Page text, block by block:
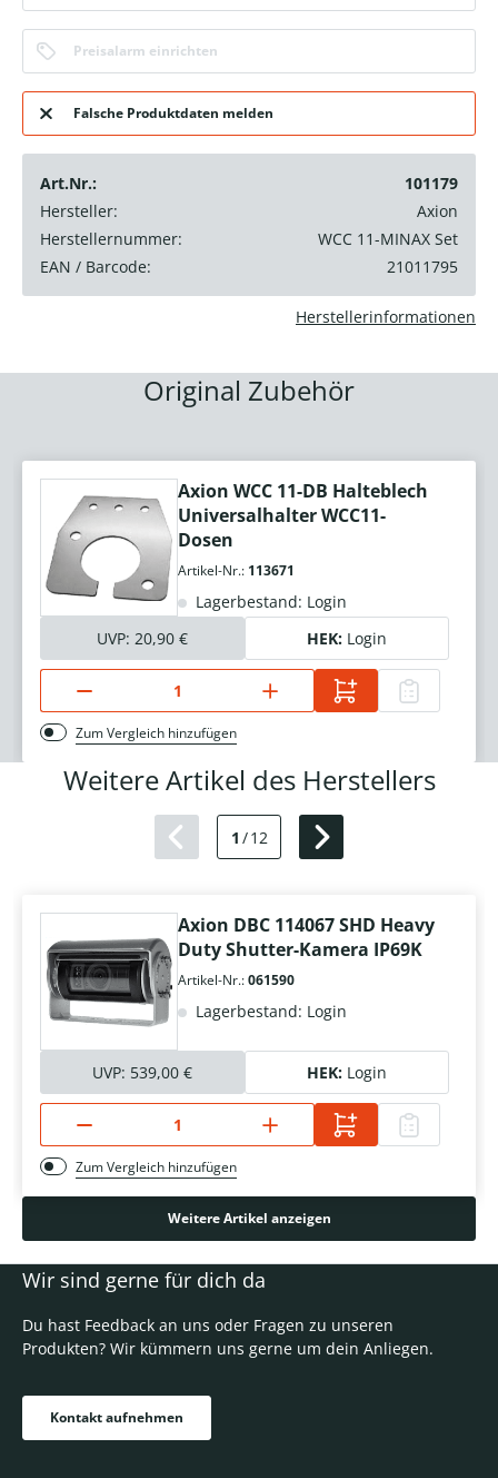
Preisalarm einrichten
Falsche Produktdaten melden
Art.Nr.:
101179
Hersteller:
Axion
Herstellernummer:
WCC 11-MINAX Set
EAN / Barcode:
21011795
Herstellerinformationen
Original Zubehör
Axion WCC 11-DB Halteblech
Universalhalter WCC11-
Dosen
Artikel-Nr.: 113671
Lagerbestand: Login
UVP: 20,90 € HEK: Login
Zum Vergleich hinzufügen
Weitere Artikel des Herstellers
1 /12
Axion DBC 114067 SHD Heavy
Duty Shutter-Kamera IP69K
Artikel-Nr.:061590
Lagerbestand: Login
UVP: 539,00 € HEK: Login
Zum Vergleich hinzufügen
Weitere Artikel anzeigen
Wir sind gerne für dich da
Du hast Feedback an uns oder Fragen zu unseren
Produkten? Wir kümmern uns gerne um dein Anliegen.
Kontakt aufnehmen